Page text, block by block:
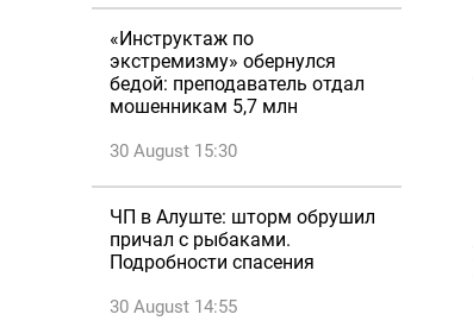
«Инструктаж по
экстремизму» обернулся
бедой: преподаватель отдал
мошенникам 5,7 млн
30 August 15:30
ЧП в Алуште: шторм обрушил
причал с рыбаками.
Подробности спасения
30 August 14:55